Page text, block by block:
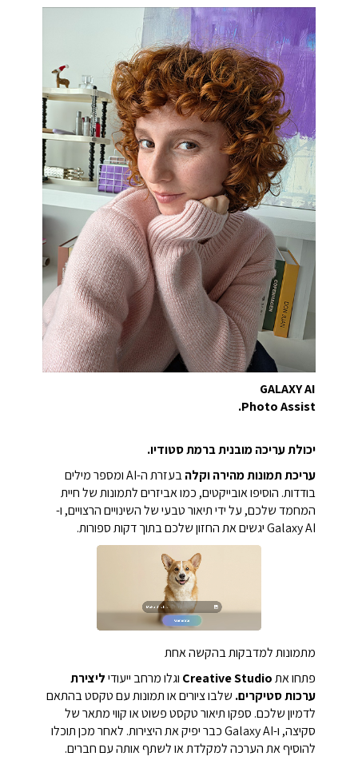
GALAXY AI
Photo Assist.
יכולת עריכה מובנית ברמת סטודיו.
עריכת תמונות מהירה וקלה
בעזרת ה-AI ומספר מילים
בודדות. הוסיפו אובייקטים, כמו אביזרים לתמונות של חיית
המחמד שלכם, על ידי תיאור טבעי של השינויים הרצויים, ו-
Galaxy AI יגשים את החזון שלכם בתוך דקות ספורות.
מתמונות למדבקות בהקשה אחת
פתחו את Creative Studio וגלו מרחב ייעודי ליצירת
ערכות סטיקרים. שלבו ציורים או תמונות עם טקסט בהתאם
לדמיון שלכם. ספקו תיאור טקסט פשוט או קווי מתאר של
סקיצה, ו-Galaxy AI כבר יפיק את היצירות. לאחר מכן תוכלו
להוסיף את הערכה למקלדת או לשתף אותה עם חברים.